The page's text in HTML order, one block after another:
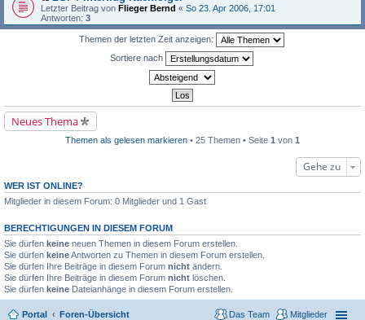
a
g
i
t
r
n
e
r
B
e
s
e
r
a
g
n
g
e
B
e
t
e
r
u
n
e
r
a
E
r
s
e
s
e
e
i
t
g
Letzter Beitrag von Flieger Bernd « So 23. Apr 2006, 17:01
Antworten: 3
Themen der letzten Zeit anzeigen:
Sortiere nach
Neues Thema
Themen als gelesen markieren • 25 Themen • Seite 1 von 1
Gehe zu
WER IST ONLINE?
Mitglieder in diesem Forum: 0 Mitglieder und 1 Gast
BERECHTIGUNGEN IN DIESEM FORUM
Sie dürfen keine neuen Themen in diesem Forum erstellen.
Sie dürfen keineAntworten zu Themen in diesem Forum erstellen.
Sie dürfen Ihre Beiträge in diesem Forum nicht ändern.
Sie dürfen Ihre Beiträge in diesem Forum nicht löschen.
Sie dürfen keine Dateianhänge in diesem Forum erstellen.
Portal Foren-Übersicht Mitglieder
Das Team